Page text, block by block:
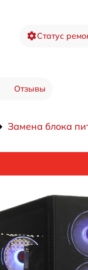
Статус
Отзывы
Замена блока